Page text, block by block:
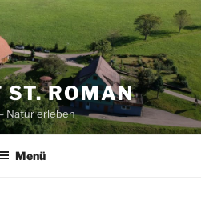
ST. ROMAN
Natur erleben
Menü